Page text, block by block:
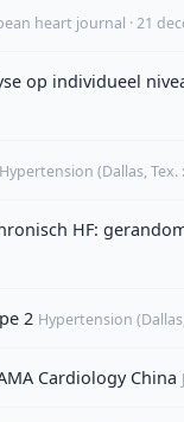
heart journal · 21
op individueel
Hypertension (Dallas, Tex.
HF:
2 Hypertension
Cardiology China